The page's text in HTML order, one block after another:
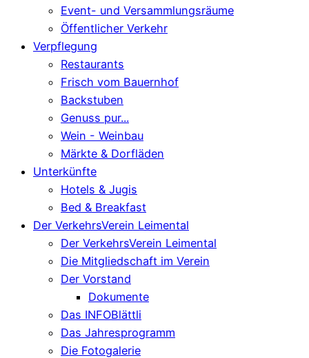
Event- und Versammlungsräume
Öffentlicher Verkehr
Verpflegung
Restaurants
Frisch vom Bauernhof
Backstuben
Genuss pur...
Wein - Weinbau
Märkte & Dorfläden
Unterkünfte
Hotels & Jugis
Bed & Breakfast
Der VerkehrsVerein Leimental
Der VerkehrsVerein Leimental
Die Mitgliedschaft im Verein
Der Vorstand
Dokumente
Das INFOBlättli
Das Jahresprogramm
Die Fotogalerie